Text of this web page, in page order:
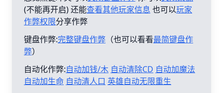
(不能再开启) 还能查看其他玩家信息 也可以玩家
作弊权限分享作弊
键盘作弊:完整键盘作弊 （也可以看看最简键盘作
弊）
自动化作弊:自动加钱/木 自动清除CD 自动加魔法
自动加生命 自动清人口 英雄自动无限重生